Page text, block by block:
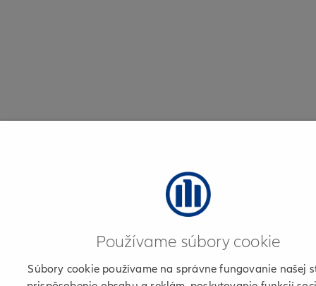
Používame súbory cookie
Súbory cookie používame na správne fungovanie našej